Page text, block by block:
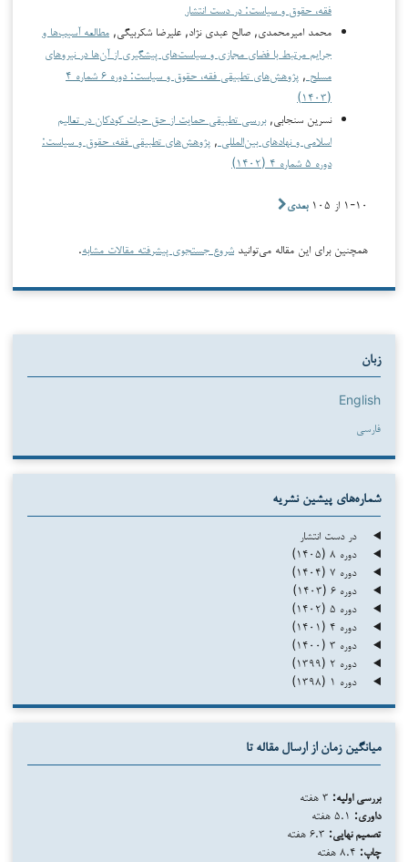
فقه، حقوق و سیاست: در دست انتشار
محمد امیرمحمدی, صالح عبدی نژاد, علیرضا شکربیگی, مطالعه آسیب‌ها و
جرایم مرتبط با فضای مجازی و سیاست‌های پیشگیری از آن‌ها در نیروهای
مسلح ,
پژوهش‌های تطبیقی فقه، حقوق و سیاست: دوره ۶ شماره ۴
(۱۴۰۳)
نسرین سنجابی,بررسی تطبیقی حمایت از حق حیات کودکان در تعالیم
اسلامی و نهادهای بین‌المللی , پژوهش‌های تطبیقی فقه، حقوق و سیاست:
دوره ۵ شماره ۴ (۱۴۰۲)
۱-۱۰ از ۱۰۵ بعدی
همچنین برای این مقاله می‌توانید شروع جستجوی پیشرفته مقالات مشابه.
زبان
English
فارسی
شماره‌های پیشین نشریه
در دست انتشار
دوره ۸ (۱۴۰۵)
دوره ۷ (۱۴۰۴)
دوره ۶ (۱۴۰۳)
دوره ۵ (۱۴۰۲)
دوره ۴ (۱۴۰۱)
دوره ۳ (۱۴۰۰)
دوره ۲ (۱۳۹۹)
دوره ۱ (۱۳۹۸)
میانگین زمان از ارسال مقاله تا
بررسی اولیه:
داوری:
تصمیم نهایی:
چاپ: